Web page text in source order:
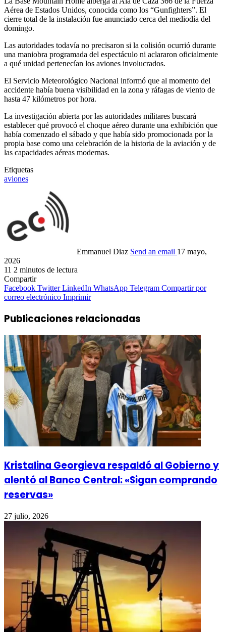
Aérea de Estados Unidos, conocida como los “Gunfighters”. El
cierre total de la instalación fue anunciado cerca del mediodía del
domingo.
Las autoridades todavía no precisaron si la colisión ocurrió durante
una maniobra programada del espectáculo ni aclararon oficialmente
a qué unidad pertenecían los aviones involucrados.
El Servicio Meteorológico Nacional informó que al momento del
accidente había buena visibilidad en la zona y ráfagas de viento de
hasta 47 kilómetros por hora.
La investigación abierta por las autoridades militares buscará
establecer qué provocó el choque aéreo durante una exhibición que
había comenzado el sábado y que había sido promocionada por la
propia base como una celebración de la historia de la aviación y de
las capacidades aéreas modernas.
Etiquetas
aviones
Emmanuel Diaz Send an email 17 mayo,
2026
11 2 minutos de lectura
Compartir
Facebook Twitter LinkedIn WhatsApp Telegram Compartir por
correo electrónico Imprimir
Publicaciones relacionadas
Kristalina Georgieva respaldó al Gobierno y
alentó al Banco Central: «Sigan comprando
reservas»
27 julio, 2026